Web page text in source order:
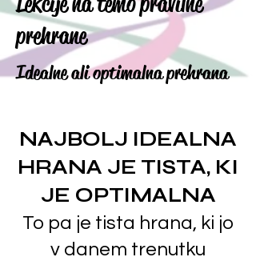
prehrane
Idealne ali optimalna prehrana
NAJBOLJ IDEALNA
HRANA JE TISTA, KI
JE OPTIMALNA
To pa je tista hrana, ki jo
v danem trenutku